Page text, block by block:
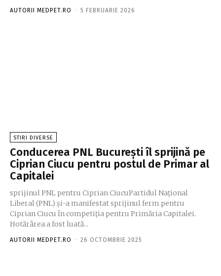
AUTORII MEDPET.RO - 5 FEBRUARIE 2026
STIRI DIVERSE
Conducerea PNL București îl sprijină pe
Ciprian Ciucu pentru postul de Primar al
Capitalei
sprijinul PNL pentru Ciprian CiucuPartidul Național
Liberal (PNL) și-a manifestat sprijinul ferm pentru
Ciprian Ciucu în competiția pentru Primăria Capitalei.
Hotărârea a fost luată...
AUTORII MEDPET.RO - 26 OCTOMBRIE 2025